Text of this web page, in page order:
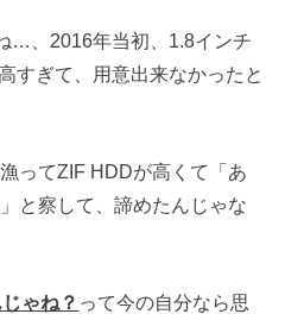
…、2016年当初、1.8インチ
すぎて、用意出来なかったと
ってZIF HDDが高くて「あ
と察して、諦めたんじゃな
ゃね？ って今の自分なら思